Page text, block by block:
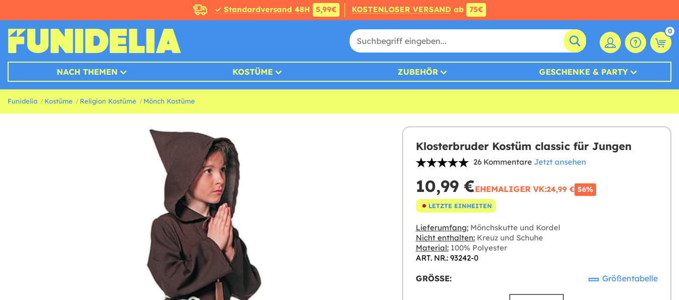
✓ Standardversand 48H 5,99€ KOSTENLOSER VERSAND ab 75€
0
NACH THEMEN KOSTÜME ZUBEHÖR GESCHENKE & PARTY
Funidelia Kostüme Religion Kostüme Mönch Kostüme
Klosterbruder Kostüm classic für Jungen
26 Kommentare Jetzt ansehen
10,99 €EHEMALIGER VK:24,99 € 56%
LETZTE EINHEITEN
Lieferumfang:Mönchskutte und Kordel
Nicht enthalten:Kreuz und Schuhe
Material:100% Polyester
ART. NR.: 93242-0
GRÖSSE: Größentabelle